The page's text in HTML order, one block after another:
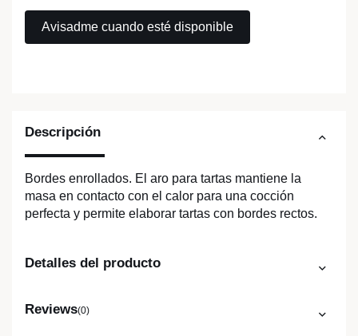
Descripción
Bordes enrollados. El aro para tartas mantiene la
masa en contacto con el calor para una cocción
perfecta y permite elaborar tartas con bordes rectos.
Detalles del producto
Reviews(0)